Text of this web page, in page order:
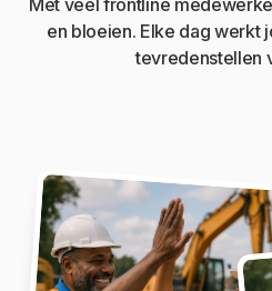
Met veel frontline
en bloeien. Elke dag werkt
tevredenstellen